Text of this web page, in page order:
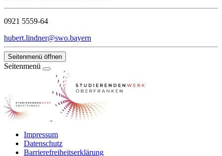
0921 5559-64
hubert.lindner@swo.bayern
Seitenmenü öffnen
Seitenmenü
Impressum
Datenschutz
Barrierefreiheitserklärung